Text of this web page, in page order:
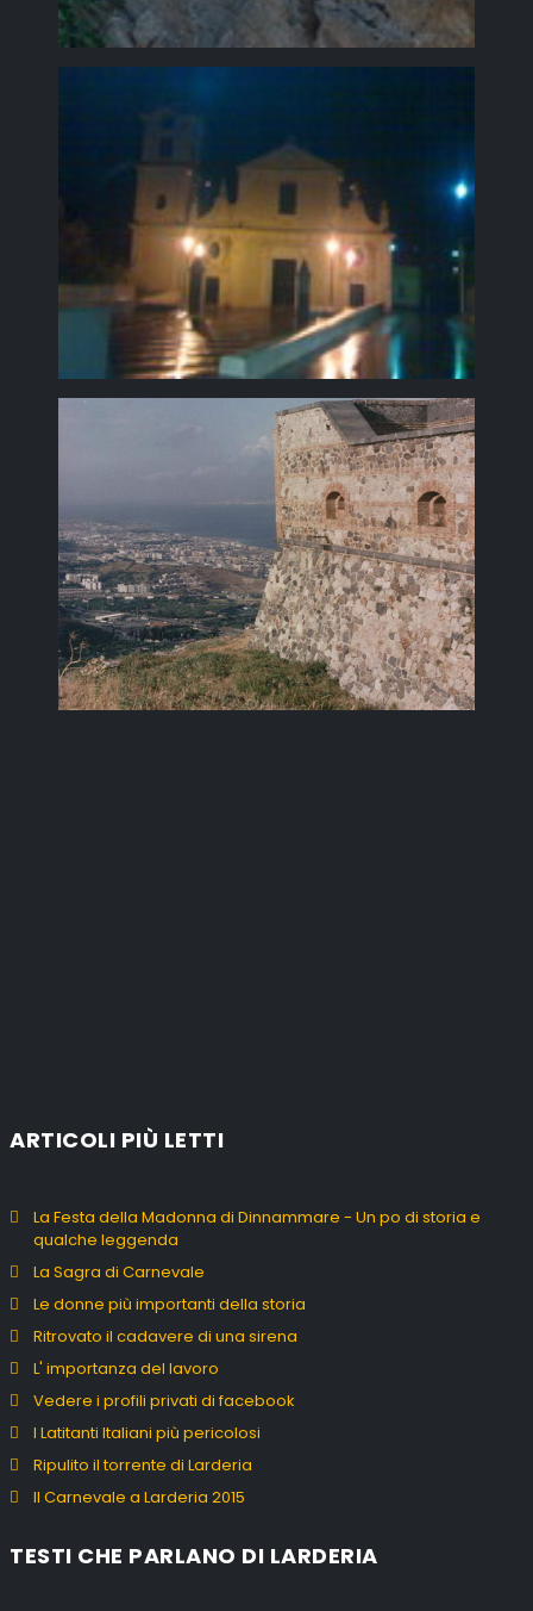
ARTICOLI PIÙ LETTI
La Festa della Madonna di Dinnammare - Un po di storia e
qualche leggenda
La Sagra di Carnevale
Le donne più importanti della storia
Ritrovato il cadavere di una sirena
L' importanza del lavoro
Vedere i profili privati di facebook
I Latitanti Italiani più pericolosi
Ripulito il torrente di Larderia
Il Carnevale a Larderia 2015
TESTI CHE PARLANO DI LARDERIA